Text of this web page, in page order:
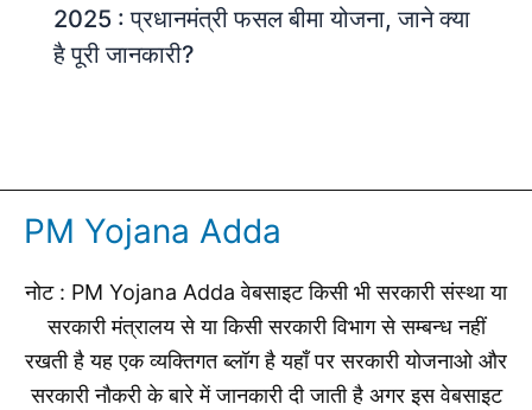
2025 : प्रधानमंत्री फसल बीमा योजना, जाने क्या
है पूरी जानकारी?
PM Yojana Adda
नोट : PM Yojana Adda वेबसाइट किसी भी सरकारी संस्था या
सरकारी मंत्रालय से या किसी सरकारी विभाग से सम्बन्ध नहीं
रखती है यह एक व्यक्तिगत ब्लॉग है यहाँ पर सरकारी योजनाओ और
सरकारी नौकरी के बारे में जानकारी दी जाती है अगर इस वेबसाइट